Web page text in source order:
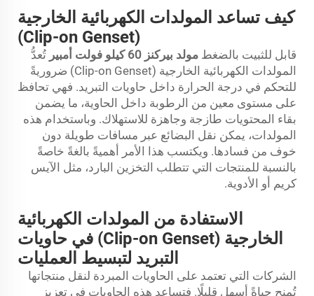
كيف تساعد المولدات الكهربائية الخارجية
(Clip-on Genset)
قابل للثبيت بالضغط مولد بيركنز 60 كيلو فولت أمبير
تُعدُّ
المولدات الكهربائية الخارجية (Clip-on Genset) ضروريةً
للتحكم في درجة الحرارة داخل حاويات التبريد. فهي تحافظ
على مستوى معين من الرطوبة داخل الحاوية، ما يضمن
بقاء المحتويات طازجة وجاهزة للاستهلاك. وباستخدام هذه
المولدات، يمكن نقل البضائع عبر مسافات طويلة دون
خوف من فسادها. ويكتسب هذا الأمر أهميةً بالغةً خاصةً
بالنسبة للمنتجات التي تتطلب التخزين البارد، مثل الآيس
كريم أو الأدوية.
الاستفادة من المولدات الكهربائية
الخارجية (Clip-on Genset) في حاويات
التبريد لتبسيط العمليات
الشركات التي تعتمد على الحاويات المبردة لنقل منتجاتها
تُمنح حياةً أسهل قليلًا. فتساعد هذه الحاويات في تعزيز